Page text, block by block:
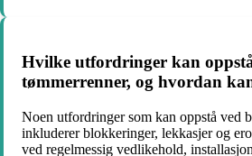
Hvilke utfordringer kan
tømmerrenner, og hvordan
Noen utfordringer som kan oppstå ved
inkluderer blokkeringer, lekkasjer og
ved regelmessig vedlikehold,